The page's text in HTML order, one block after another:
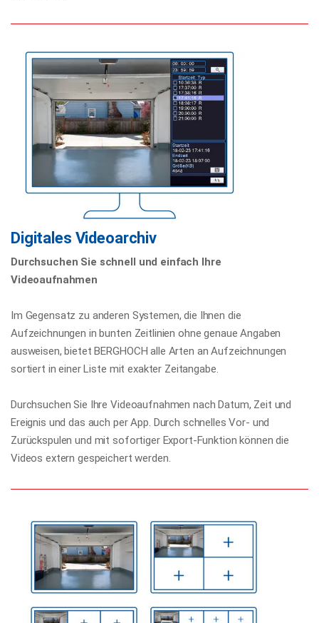
Digitales Videoarchiv
Durchsuchen Sie schnell und einfach Ihre
Videoaufnahmen
Im Gegensatz zu anderen Systemen, die Ihnen die
Aufzeichnungen in bunten Zeitlinien ohne genaue Angaben
ausweisen, bietet BERGHOCH alle Arten an Aufzeichnungen
sortiert in einer Liste mit exakter Zeitangabe.
Durchsuchen Sie Ihre Videoaufnahmen nach Datum, Zeit und
Ereignis und das auch per App. Durch schnelles Vor- und
Zurückspulen und mit sofortiger Export-Funktion können die
Videos extern gespeichert werden.